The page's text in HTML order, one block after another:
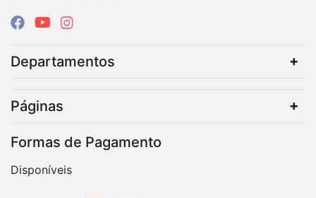
Departamentos
Páginas
Formas de Pagamento
Disponíveis